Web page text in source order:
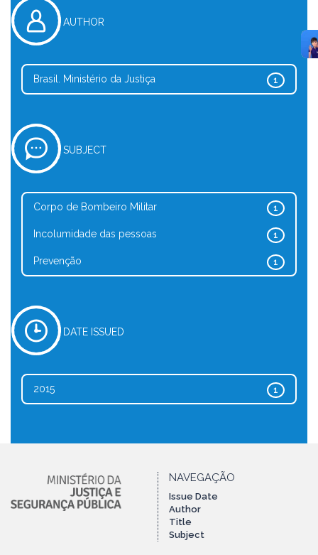
AUTHOR
1
Brasil. Ministério da Justiça
SUBJECT
1
Corpo de Bombeiro Militar
1
Incolumidade das pessoas
1
Prevenção
DATE ISSUED
1
2015
NAVEGAÇÃO
Issue Date
Author
Title
Subject